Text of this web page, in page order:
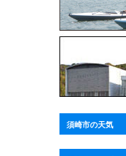
須崎市の天気